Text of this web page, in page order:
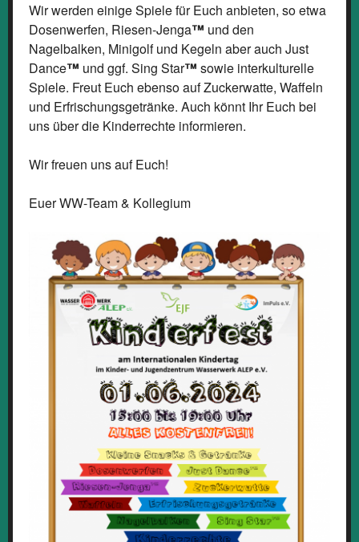
Wir werden einige Spiele für Euch anbieten, so etwa
Dosenwerfen, Riesen-Jenga™ und den
Nagelbalken, Minigolf und Kegeln aber auch Just
Dance™ und ggf. Sing Star™ sowie interkulturelle
Spiele. Freut Euch ebenso auf Zuckerwatte, Waffeln
und Erfrischungsgetränke. Auch könnt Ihr Euch bei
uns über die Kinderrechte informieren.
Wir freuen uns auf Euch!
Euer WW-Team & Kollegium